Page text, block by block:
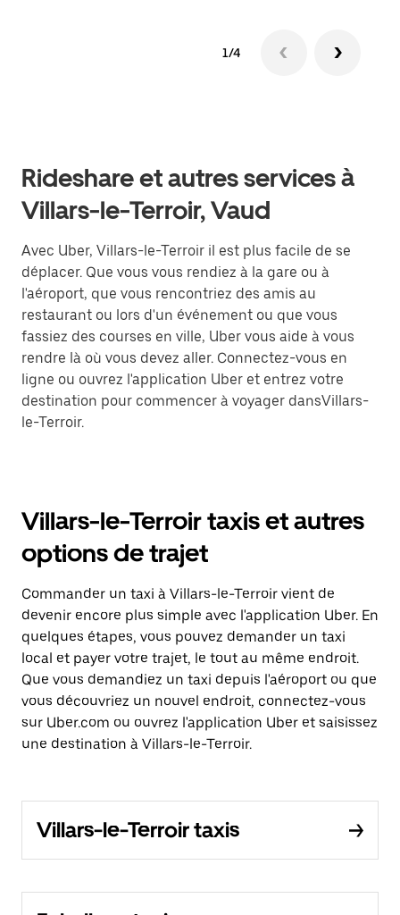
1/4
Rideshare et autres services à
Villars-le-Terroir, Vaud
Avec Uber, Villars-le-Terroir il est plus facile de se
déplacer. Que vous vous rendiez à la gare ou à
l'aéroport, que vous rencontriez des amis au
restaurant ou lors d'un événement ou que vous
fassiez des courses en ville, Uber vous aide à vous
rendre là où vous devez aller. Connectez-vous en
ligne ou ouvrez l'application Uber et entrez votre
destination pour commencer à voyager dansVillars-
le-Terroir.
Villars-le-Terroir taxis et autres
options de trajet
Commander un taxi à Villars-le-Terroir vient de
devenir encore plus simple avec l'application Uber. En
quelques étapes, vous pouvez demander un taxi
local et payer votre trajet, le tout au même endroit.
Que vous demandiez un taxi depuis l'aéroport ou que
vous découvriez un nouvel endroit, connectez-vous
sur Uber.com ou ouvrez l'application Uber et saisissez
une destination à Villars-le-Terroir.
Villars-le-Terroir taxis